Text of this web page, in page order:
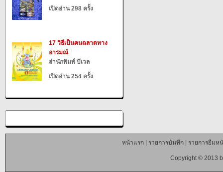
เปิดอ่าน 298 ครั้ง
17 วิธีเป็นคนฉลาดทาง
อารมณ์
สำนักพิมพ์ บีเวล
เปิดอ่าน 254 ครั้ง
หน้าแรก| รายการบันทึก| รายการยืมห
Copyright © 2013